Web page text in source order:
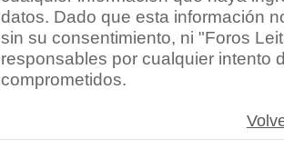
datos. Dado que esta información
sin su consentimiento, ni "Foros
responsables por cualquier intento
comprometidos.